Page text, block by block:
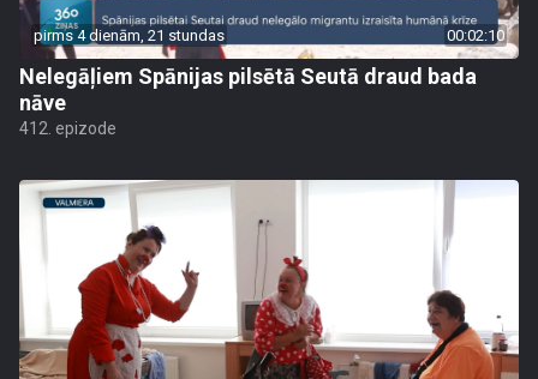
pirms 4 dienām, 21 stundas 00:02:10
Nelegāļiem Spānijas pilsētā Seutā draud bada
nāve
412. epizode